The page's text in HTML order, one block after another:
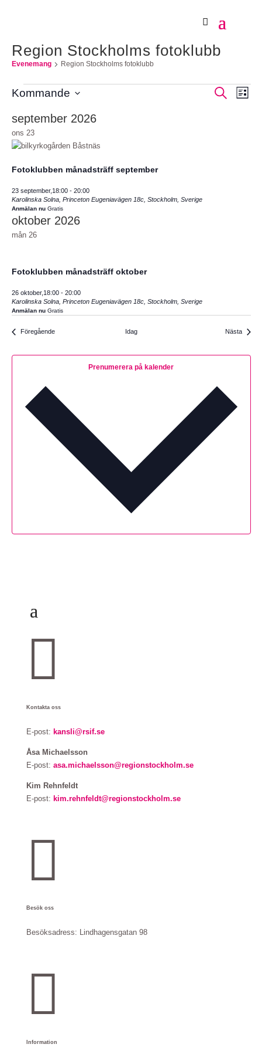
Region Stockholms fotoklubb
Evenemang Region Stockholms fotoklubb
Evenemang Sök
Lista
Kommande
datum.
september 2026
ons 23
Fotoklubben månadsträff september
23 september,18:00- 20:00
Karolinska Solna, Princeton Eugeniavägen 18c, Stockholm, Sverige
Anmälan nu Gratis
oktober 2026
mån 26
Fotoklubben månadsträff oktober
26 oktober,18:00- 20:00
Karolinska Solna, Princeton Eugeniavägen 18c, Stockholm, Sverige
Anmälan nu Gratis
FöregåendeEvenemang Idag
Nästa
Prenumerera på kalender

Kontakta oss
E-post: kansli@rsif.se
Åsa Michaelsson
E-post: asa.michaelsson@regionstockholm.se
Kim Rehnfeldt
E-post: kim.rehnfeldt@regionstockholm.se

Besök oss
Besöksadress: Lindhagensgatan 98

Information